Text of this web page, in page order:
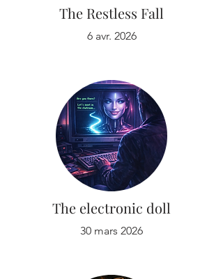
The Restless Fall
6 avr. 2026
The electronic doll
30 mars 2026